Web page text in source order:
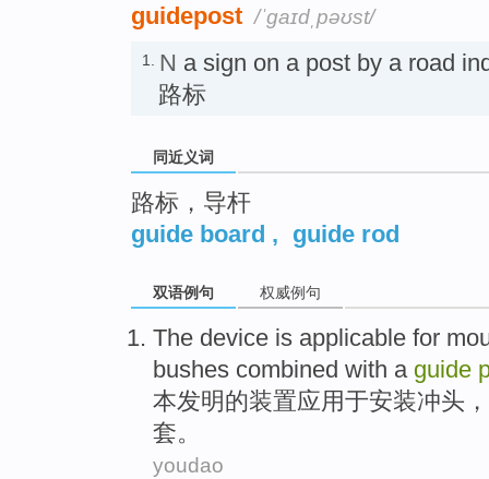
guidepost /ˈɡaɪdˌpəʊst/
1. N a sign on a post by a road
路标
同近义词
路标，导杆
guide board , guide rod
双语例句 权威例句
The device is applicable for
bushes combined with a guide
本发明的装置应用于安装冲头
套。
youdao